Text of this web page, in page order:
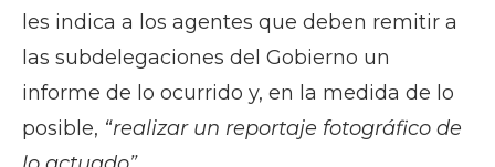
les indica a los agentes que deben remitir a
las subdelegaciones del Gobierno un
informe de lo ocurrido y, en la medida de lo
posible, “realizar un reportaje fotográfico de